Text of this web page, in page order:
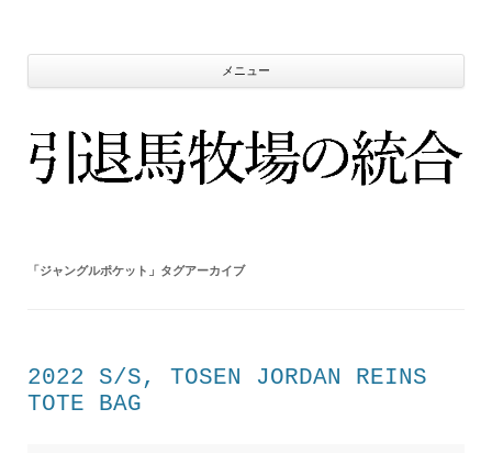
ン
へ
ッ
プ
メニュー
「 ジャングルポケット 」タグアーカイブ
2022 S/S, TOSEN JORDAN REINS
TOTE BAG